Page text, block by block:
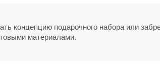
концепцию подарочного набора или
материалами.